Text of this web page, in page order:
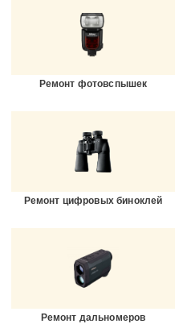
Ремонт фотовспышек
Ремонт цифровых биноклей
Ремонт дальномеров